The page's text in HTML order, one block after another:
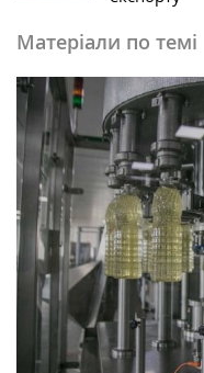
Матеріали по темі